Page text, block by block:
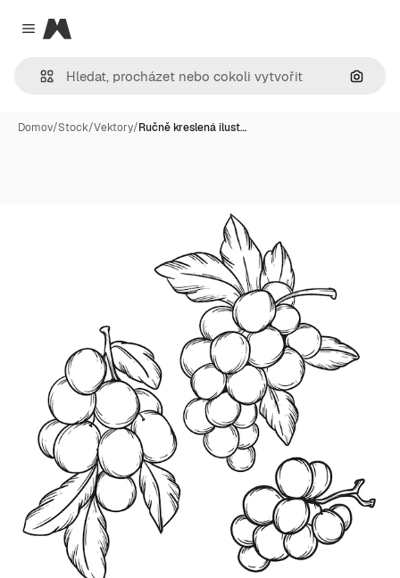
Close menu
Magnific
Hledat
Domov/Stock/Vektory/Ručně kreslená ilust…